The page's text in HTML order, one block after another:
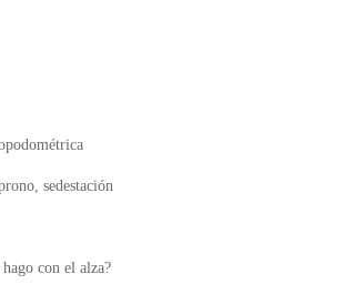
sedestación
con el alza?